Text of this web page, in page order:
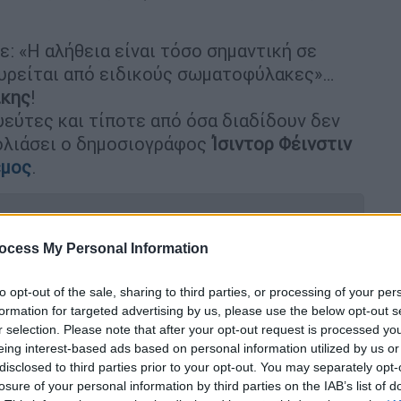
My Personal Information
opt-out of the sale, sharing to third parties, or processing of your
for targeted advertising by us, please use the below opt-out
selection. Please note that after your opt-out request is processed
interest-based ads based on personal information utilized by us
to third parties prior to your opt-out. You may separately
of your personal information by third parties on the IAB’s list of
«Η αλήθεια είναι τόσο σημαντική σε
από ειδικούς σωματοφύλακες»…
!
και τίποτε από όσα διαδίδουν δεν
ο δημοσιογράφος Ίσιντορ Φέινστιν
.
στο αίμα - Οι στρατιωτικές
Σουέζ και την Κύπρο μέχρι τα